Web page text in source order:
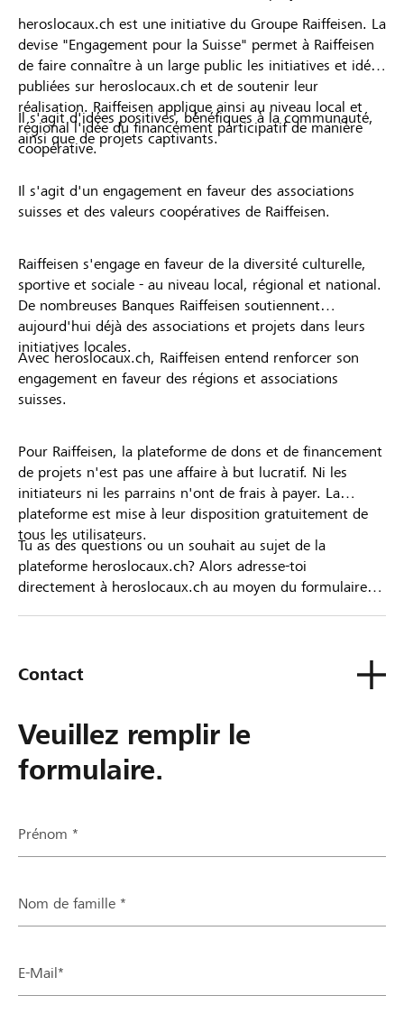
heroslocaux.ch est une initiative du Groupe Raiffeisen. La
devise "Engagement pour la Suisse" permet à Raiffeisen
de faire connaître à un large public les initiatives et idées
publiées sur heroslocaux.ch et de soutenir leur
réalisation. Raiffeisen applique ainsi au niveau local et
régional l'idée du financement participatif de manière
coopérative.
Il s'agit d'idées positives, bénéfiques à la communauté,
ainsi que de projets captivants.
Il s'agit d'un engagement en faveur des associations
suisses et des valeurs coopératives de Raiffeisen.
Raiffeisen s'engage en faveur de la diversité culturelle,
sportive et sociale - au niveau local, régional et national.
De nombreuses Banques Raiffeisen soutiennent
aujourd'hui déjà des associations et projets dans leurs
initiatives locales.
Avec heroslocaux.ch, Raiffeisen entend renforcer son
engagement en faveur des régions et associations
suisses.
Pour Raiffeisen, la plateforme de dons et de financement
de projets n'est pas une affaire à but lucratif. Ni les
initiateurs ni les parrains n'ont de frais à payer. La
plateforme est mise à leur disposition gratuitement de
tous les utilisateurs.
Tu as des questions ou un souhait au sujet de la
plateforme heroslocaux.ch? Alors adresse-toi
directement à heroslocaux.ch au moyen du formulaire
Contact
Veuillez remplir le
formulaire.
Prénom *
Nom de famille *
E-Mail*